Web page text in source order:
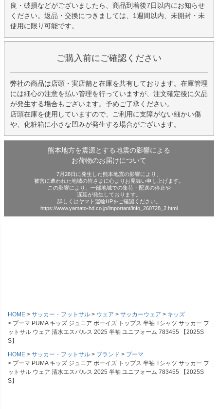
良・破損などがございましたら、商品到着後7日以内にお知らせ
ください。返品・交換につきましては、1週間以内、未開封・未
使用に限り可能です。
ご購入前にご確認ください
弊社の商品は店頭・実店舗と在庫を共有しております。在庫管理
には細心の注意を払い管理を行っていますが、注文確定後に欠品
が発生する場合もございます。予めご了承ください。
店頭在庫を使用していますので、ご利用に支障がない細かい傷
や、化粧箱に小さな凹みが発生する場合がございます。
熊本地方を震源とする地震の影響による
お荷物のお届けについて
7月28日に発生した熊本地震の影響により、
被害に遭われた地域の皆さまに心よりお見舞い申し上げます。
この影響により、一部地域での集荷・配送の停止や
遅延が発生しております。
詳しくはヤマト運輸HPをご確認ください。
https://www.yamato-hd.co.jp/important/info_260728_2.html
HOME サッカー・フットサル ウェア サッカーウェア
キッズ
プーマ PUMA キッズ ジュニア ボーイズ トップス 半袖 Tシャツ サッカー フ
ットサル ウェア 清水エスパルス 2025 半袖 ユニフォーム 783455 【2025S
S】
HOME
サッカー・フットサル ブランド
プーマ
プーマ PUMA キッズ ジュニア ボーイズ トップス 半袖 Tシャツ サッカー フ
ットサル ウェア 清水エスパルス 2025 半袖 ユニフォーム 783455 【2025S
S】